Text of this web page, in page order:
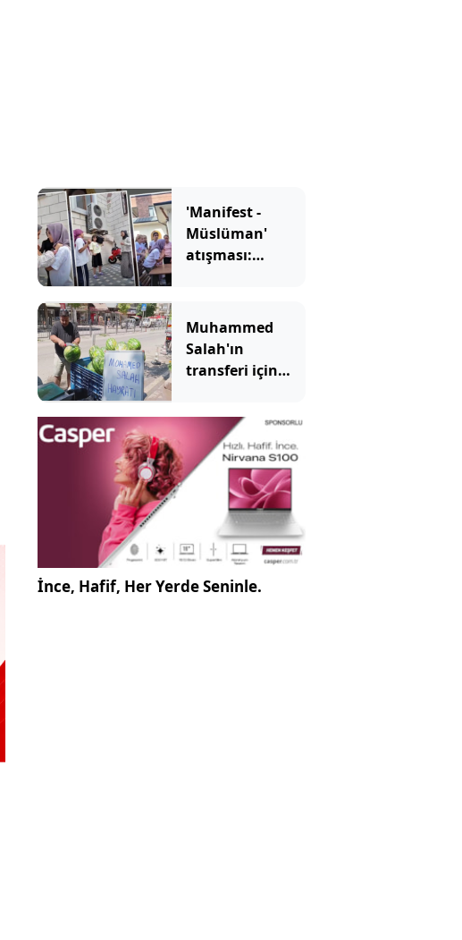
'Manifest -
Müslüman'
atışması:
tepki çekti
Muhammed
Salah'ın
transferi için
dağıttı!
İnce, Hafif, Her Yerde Seninle.